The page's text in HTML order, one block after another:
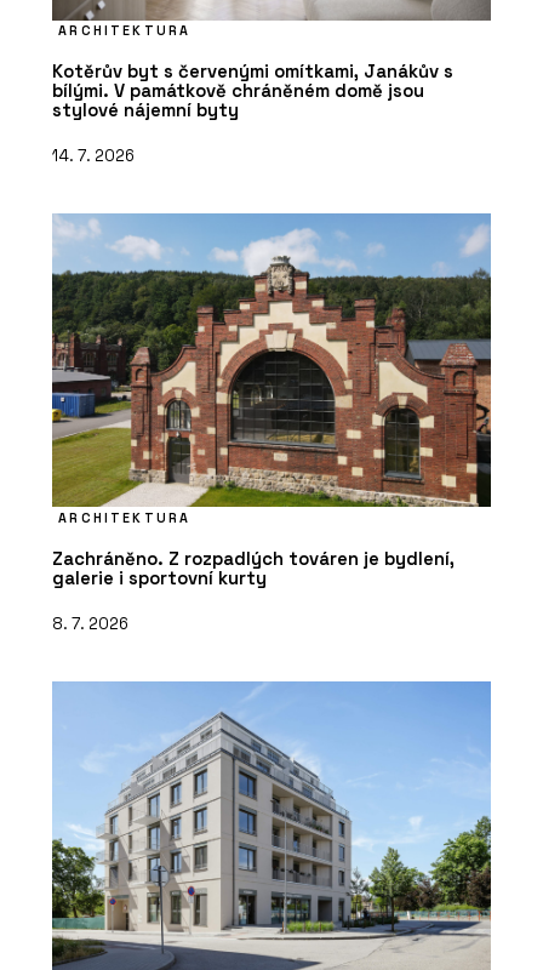
ARCHITEKTURA
Kotěrův byt s červenými omítkami, Janákův s
bílými. V památkově chráněném domě jsou
stylové nájemní byty
14. 7. 2026
ARCHITEKTURA
Zachráněno. Z rozpadlých továren je bydlení,
galerie i sportovní kurty
8. 7. 2026